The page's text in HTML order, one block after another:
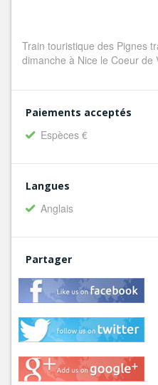
Train touristique des Pignes
dimanche à Nice le Coeur de
Paiements acceptés
Espèces €
Langues
Anglais
Partager